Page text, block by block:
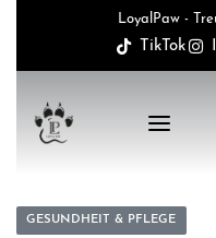
LoyalPaw -
TikTok
GESUNDHEIT & PFLEGE